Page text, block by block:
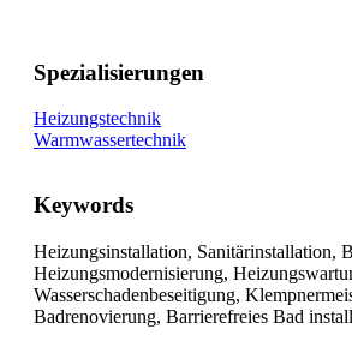
Spezialisierungen
Heizungstechnik
Warmwassertechnik
Keywords
Heizungsinstallation, Sanitärinstallation,
Heizungsmodernisierung,
Wasserschadenbeseitigung,
Badrenovierung, Barrierefreies Bad